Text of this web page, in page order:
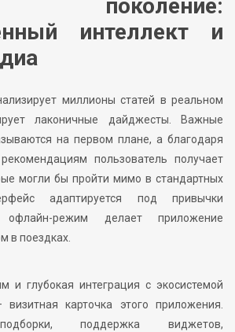
поколение:
интеллект и
миллионы статей в реальном
лаконичные дайджесты. Важные
на первом плане, а благодаря
пользователь получает
могли бы пройти мимо в стандартных
адаптируется под привычки
офлайн-режим делает приложение
в поездках.
и глубокая интеграция с экосистемой
карточка этого приложения.
поддержка виджетов,